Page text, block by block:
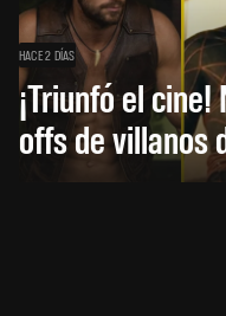
HACE 2 DÍAS
¡Triunfó el
offs de villanos